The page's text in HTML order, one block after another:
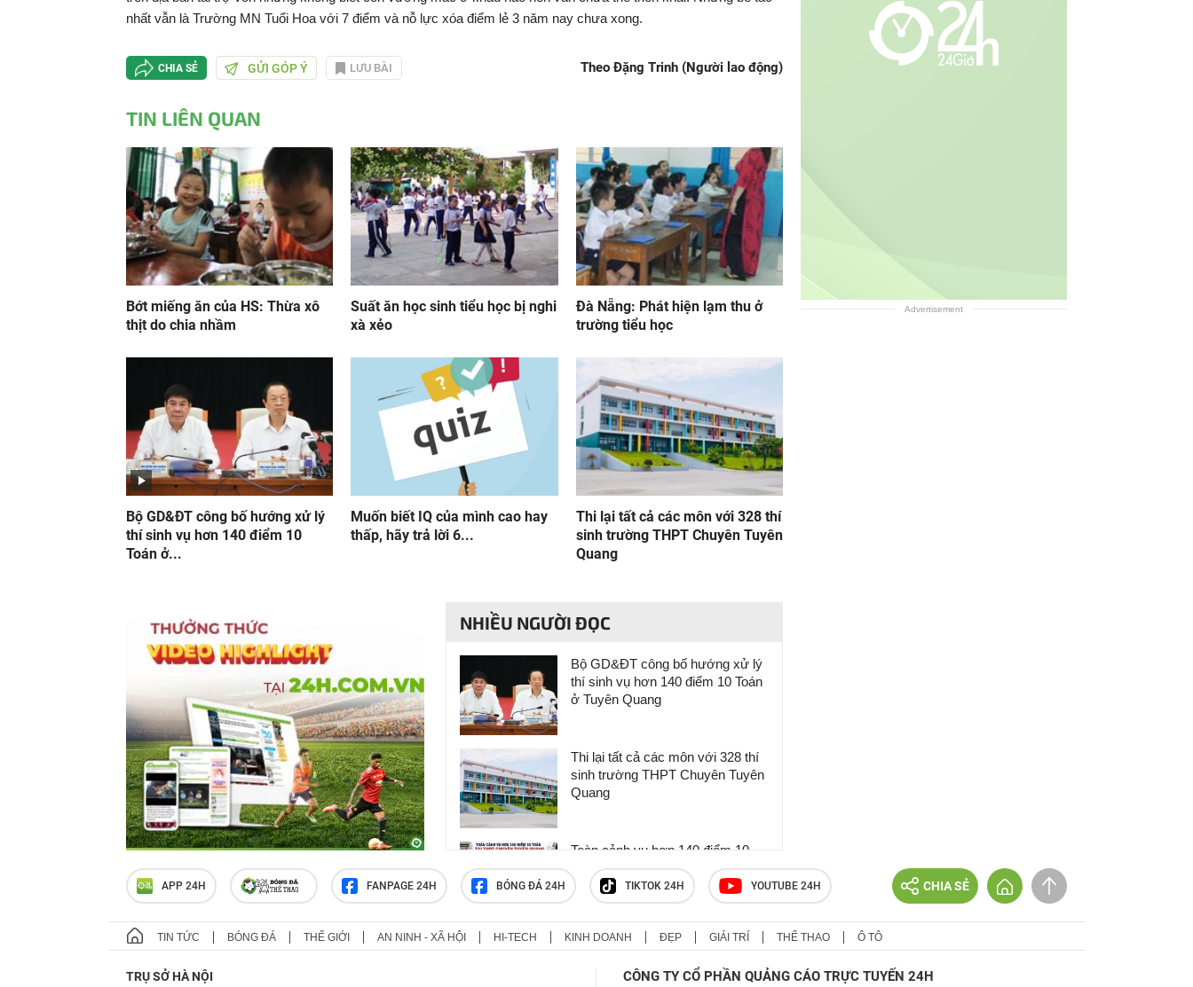
nhất vẫn là Trường MN Tuổi Hoa với 7 điểm và nỗ lực xóa điểm lẻ 3 năm nay chưa xong.
CHIA SẺ GỬI GÓP Ý LƯU BÀI Theo Đặng Trinh (Người lao động)
TIN LIÊN QUAN
Bớt miếng ăn của HS: Thừa xô
thịt do chia nhầm
Suất ăn học sinh tiểu học bị nghi
xà xẻo
Đà Nẵng: Phát hiện lạm thu ở
trường tiểu học
Bộ GD&ĐT công bố hướng xử lý
thí sinh vụ hơn 140 điểm 10
Toán ở...
Muốn biết IQ của mình cao hay
thấp, hãy trả lời 6...
Thi lại tất cả các môn với 328 thí
sinh trường THPT Chuyên Tuyên
Quang
NHIỀU NGƯỜI ĐỌC
Bộ GD&ĐT công bố hướng xử lý
thí sinh vụ hơn 140 điểm 10 Toán
ở Tuyên Quang
Thi lại tất cả các môn với 328 thí
sinh trường THPT Chuyên Tuyên
Quang
Toàn cảnh vụ hơn 140 điểm 10
môn Toán tại THPT chuyên Tuyên
Quang
Bộ GD-ĐT lý giải thí sinh Tuyên
thì không
Advertisement
APP 24H FANPAGE 24H BÓNG ĐÁ 24H TIKTOK 24H YOUTUBE 24H CHIA SẺ
TIN TỨC BÓNG ĐÁ THẾ GIỚI AN NINH - XÃ HỘI HI-TECH KINH DOANH ĐẸP GIẢI TRÍ THỂ THAO Ô TÔ
TRỤ SỞ HÀ NỘI CÔNG TY CỔ PHẦN QUẢNG CÁO TRỰC TUYẾN 24H